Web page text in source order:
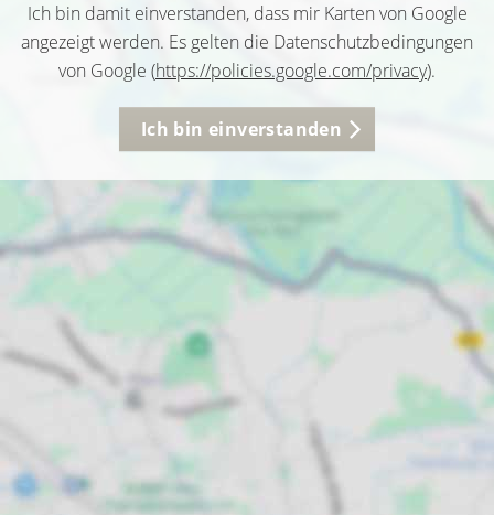
Ich bin damit einverstanden, dass mir Karten von Google
angezeigt werden. Es gelten die Datenschutzbedingungen
von Google (https://policies.google.com/privacy).
Ich bin einverstanden